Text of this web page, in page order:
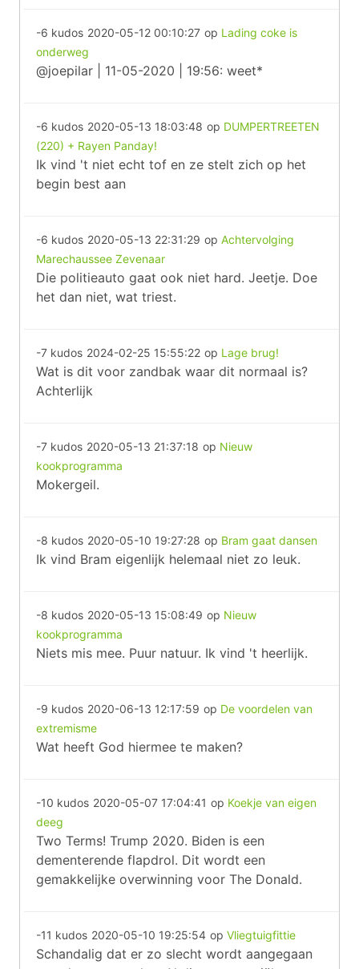
-6 kudos 2020-05-12 00:10:27 op Lading coke is
onderweg
@joepilar | 11-05-2020 | 19:56: weet*
-6 kudos 2020-05-13 18:03:48 op DUMPERTREETEN
(220) + Rayen Panday!
Ik vind 't niet echt tof en ze stelt zich op het
begin best aan
-6 kudos 2020-05-13 22:31:29 op Achtervolging
Marechaussee Zevenaar
Die politieauto gaat ook niet hard. Jeetje. Doe
het dan niet, wat triest.
-7 kudos 2024-02-25 15:55:22 op Lage brug!
Wat is dit voor zandbak waar dit normaal is?
Achterlijk
-7 kudos 2020-05-13 21:37:18 op Nieuw
kookprogramma
Mokergeil.
-8 kudos 2020-05-10 19:27:28 op Bram gaat dansen
Ik vind Bram eigenlijk helemaal niet zo leuk.
-8 kudos 2020-05-13 15:08:49 op Nieuw
kookprogramma
Niets mis mee. Puur natuur. Ik vind 't heerlijk.
-9 kudos 2020-06-13 12:17:59 op De voordelen van
extremisme
Wat heeft God hiermee te maken?
-10 kudos 2020-05-07 17:04:41 op Koekje van eigen
deeg
Two Terms! Trump 2020. Biden is een
dementerende flapdrol. Dit wordt een
gemakkelijke overwinning voor The Donald.
-11 kudos 2020-05-10 19:25:54 op Vliegtuigfittie
Schandalig dat er zo slecht wordt aangegaan